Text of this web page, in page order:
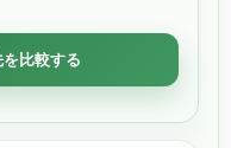
比較する